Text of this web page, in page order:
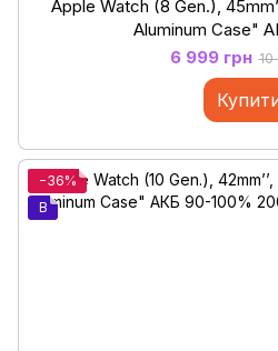
Apple Watch (8 Gen.),
Aluminum Case"
6 999 грн 10
−36%
B